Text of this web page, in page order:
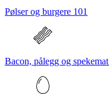
Pølser og burgere 101
Bacon, pålegg og spekemat